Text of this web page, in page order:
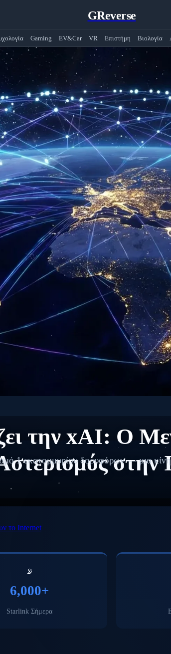
GReverse
Gaming EV&Car VR Επιστήμη Βιολογία
την xAI: Ο
στην
1 εκατομμυρίου δορυφόρων — μια
το Internet
📡
6,000+
Starlink Σήμερα